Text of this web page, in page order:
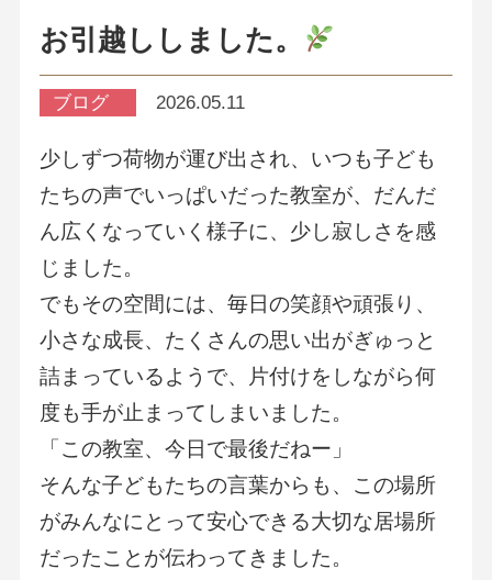
お引越ししました。
ブログ 2026.05.11
少しずつ荷物が運び出され、いつも子ども
たちの声でいっぱいだった教室が、だんだ
ん広くなっていく様子に、少し寂しさを感
じました。
でもその空間には、毎日の笑顔や頑張り、
小さな成長、たくさんの思い出がぎゅっと
詰まっているようで、片付けをしながら何
度も手が止まってしまいました。
「この教室、今日で最後だねー」
そんな子どもたちの言葉からも、この場所
がみんなにとって安心できる大切な居場所
だったことが伝わってきました。